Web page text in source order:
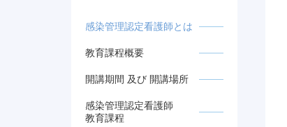
感染管理認定看護師とは
教育課程概要
開講期間 及び 開講場所
感染管理認定看護師
教育課程